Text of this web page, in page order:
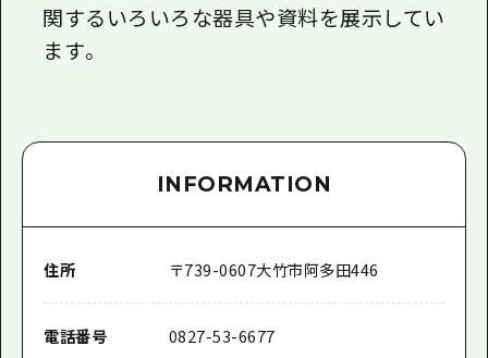
関するいろいろな器具や資料を展示してい
ます。
INFORMATION
住所 〒739-0607大竹市阿多田446
電話番号 0827-53-6677